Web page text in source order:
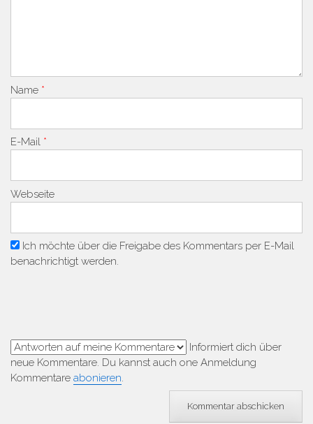
Name *
E-Mail *
Webseite
Ich möchte über die Freigabe des Kommentars per E-Mail
benachrichtigt werden.
Informiert dich über
neue Kommentare. Du kannst auch one Anmeldung
Kommentare abonieren.